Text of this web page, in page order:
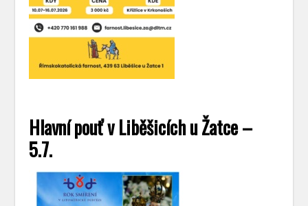
Hlavní pouť v Liběšicích u Žatce –
5.7.